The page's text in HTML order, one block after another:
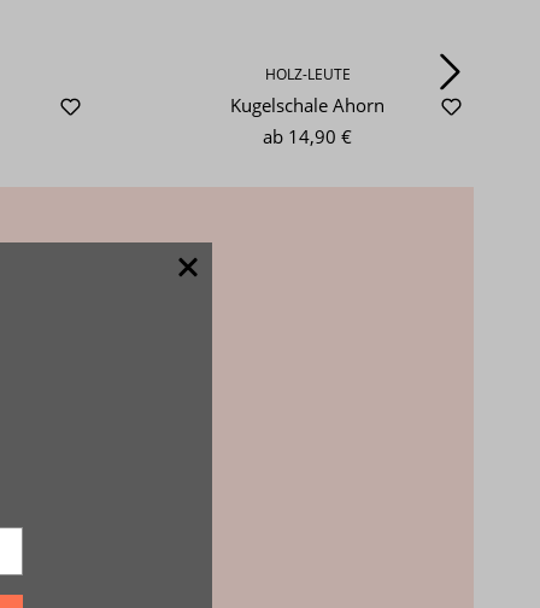
HOLZ-LEUTE
Kugelschale Ahorn
ab 14,90 €